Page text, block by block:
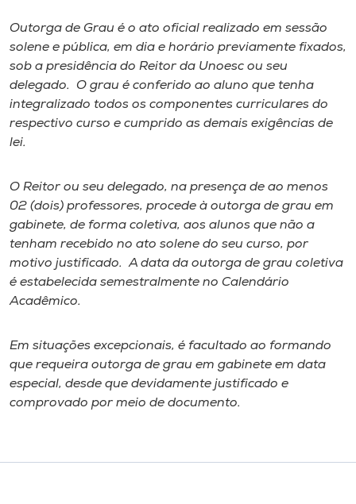
I.nova
Diplomados
Cultura
Biblioteca
Editora
Museu
Unoesc
Outorga de Grau é o ato oficial realizado em sessão
solene e pública, em dia e horário previamente fixados,
sob a presidência do Reitor da Unoesc ou seu
delegado. O grau é conferido ao aluno que tenha
integralizado todos os componentes curriculares do
respectivo curso e cumprido as demais exigências de
lei.
O Reitor ou seu delegado, na presença de ao menos
02 (dois) professores, procede à outorga de grau em
gabinete, de forma coletiva, aos alunos que não a
tenham recebido no ato solene do seu curso, por
motivo justificado. A data da outorga de grau coletiva
é estabelecida semestralmente no Calendário
Acadêmico.
Em situações excepcionais, é facultado ao formando
que requeira outorga de grau em gabinete em data
especial, desde que devidamente justificado e
comprovado por meio de documento.